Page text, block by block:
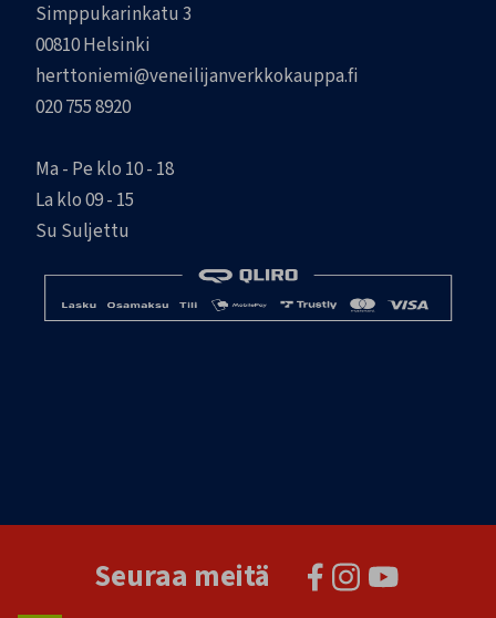
Simppukarinkatu 3
00810 Helsinki
herttoniemi@veneilijanverkkokauppa.fi
020 755 8920
Ma - Pe klo 10 - 18
La klo 09 - 15
Su Suljettu
Seuraa meitä